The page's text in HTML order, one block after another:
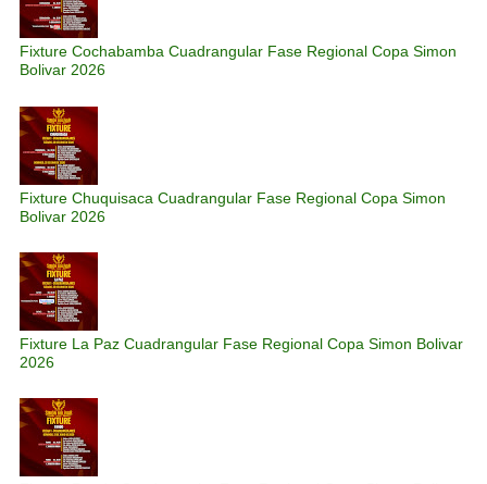
Fixture Cochabamba Cuadrangular Fase Regional Copa Simon
Bolivar 2026
Fixture Chuquisaca Cuadrangular Fase Regional Copa Simon
Bolivar 2026
Fixture La Paz Cuadrangular Fase Regional Copa Simon Bolivar
2026